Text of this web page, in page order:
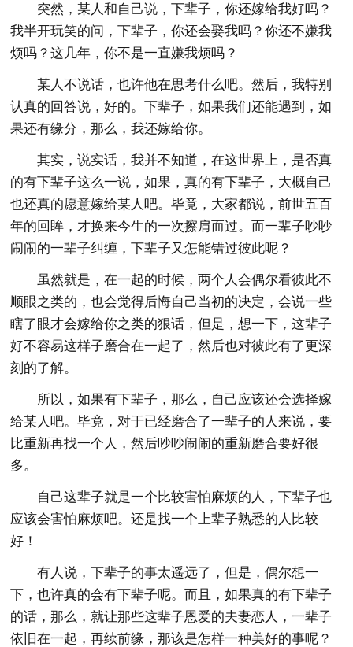
突然，某人和自己说，下辈子，你还嫁给我好吗？
我半开玩笑的问，下辈子，你还会娶我吗？你还不嫌我
烦吗？这几年，你不是一直嫌我烦吗？
某人不说话，也许他在思考什么吧。然后，我特别
认真的回答说，好的。下辈子，如果我们还能遇到，如
果还有缘分，那么，我还嫁给你。
其实，说实话，我并不知道，在这世界上，是否真
的有下辈子这么一说，如果，真的有下辈子，大概自己
也还真的愿意嫁给某人吧。毕竟，大家都说，前世五百
年的回眸，才换来今生的一次擦肩而过。而一辈子吵吵
闹闹的一辈子纠缠，下辈子又怎能错过彼此呢？
虽然就是，在一起的时候，两个人会偶尔看彼此不
顺眼之类的，也会觉得后悔自己当初的决定，会说一些
瞎了眼才会嫁给你之类的狠话，但是，想一下，这辈子
好不容易这样子磨合在一起了，然后也对彼此有了更深
刻的了解。
所以，如果有下辈子，那么，自己应该还会选择嫁
给某人吧。毕竟，对于已经磨合了一辈子的人来说，要
比重新再找一个人，然后吵吵闹闹的重新磨合要好很
多。
自己这辈子就是一个比较害怕麻烦的人，下辈子也
应该会害怕麻烦吧。还是找一个上辈子熟悉的人比较
好！
有人说，下辈子的事太遥远了，但是，偶尔想一
下，也许真的会有下辈子呢。而且，如果真的有下辈子
的话，那么，就让那些这辈子恩爱的夫妻恋人，一辈子
依旧在一起，再续前缘，那该是怎样一种美好的事呢？